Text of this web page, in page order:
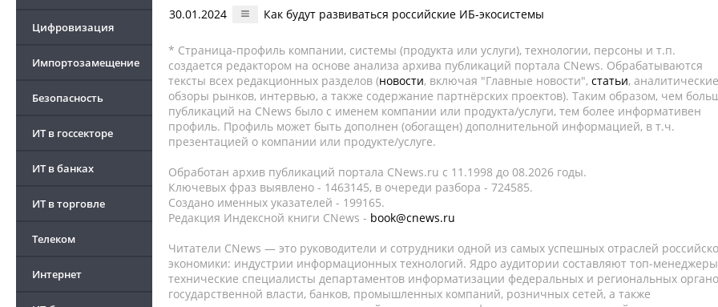
Цифровизация
Импортозамещение
Безопасность
ИТ в госсекторе
ИТ в банках
ИТ в торговле
Телеком
Интернет
30.01.2024 Как будут развиваться российские ИБ-экосистемы
* Страница-профиль компании, системы (продукта или услуги), технологии, персоны и т.п.
создается редактором на основе анализа архива публикаций портала CNews. Обрабатываются
тексты всех редакционных разделов (новости, включая "Главные новости", статьи, аналитические
обзоры рынков, интервью, а также содержание партнёрских проектов). Таким образом, чем
публикаций на CNews было с именем компании или продукта/услуги, тем более информативен
профиль. Профиль может быть дополнен (обогащен) дополнительной информацией, в т.ч.
презентацией о компании или продукте/услуге.
Обработан архив публикаций портала CNews.ru c 11.1998 до 08.2026 годы.
Ключевых фраз выявлено - 1463145, в очереди разбора - 724585.
Создано именных указателей - 199165.
Редакция Индексной книги CNews - book@cnews.ru
Читатели CNews — это руководители и сотрудники одной из самых успешных отраслей
экономики: индустрии информационных технологий. Ядро аудитории составляют топ-
технические специалисты департаментов информатизации федеральных и региональных
государственной власти, банков, промышленных компаний, розничных сетей, а также